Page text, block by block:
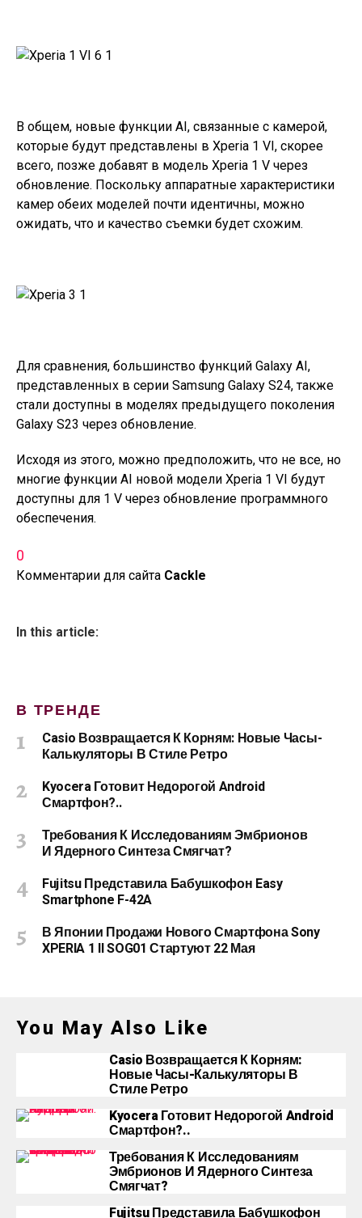
В общем, новые функции AI, связанные с камерой,
которые будут представлены в Xperia 1 VI, скорее
всего, позже добавят в модель Xperia 1 V через
обновление. Поскольку аппаратные характеристики
камер обеих моделей почти идентичны, можно
ожидать, что и качество съемки будет схожим.
Для сравнения, большинство функций Galaxy AI,
представленных в серии Samsung Galaxy S24, также
стали доступны в моделях предыдущего поколения
Galaxy S23 через обновление.
Исходя из этого, можно предположить, что не все, но
многие функции AI новой модели Xperia 1 VI будут
доступны для 1 V через обновление программного
обеспечения.
0
Комментарии для сайта Cackle
In this article:
В ТРЕНДЕ
Casio Возвращается К Корням: Новые Часы-
Калькуляторы В Стиле Ретро
Kyocera Готовит Недорогой Android
Смартфон?..
Требования К Исследованиям Эмбрионов
И Ядерного Синтеза Смягчат?
Fujitsu Представила Бабушкофон Easy
Smartphone F-42A
В Японии Продажи Нового Смартфона Sony
XPERIA 1 II SOG01 Стартуют 22 Мая
You May Also Like
Casio Возвращается К Корням:
Новые Часы-Калькуляторы В
Стиле Ретро
Kyocera Готовит Недорогой Android
Смартфон?..
Требования К Исследованиям
Эмбрионов И Ядерного Синтеза
Смягчат?
Fujitsu Представила Бабушкофон